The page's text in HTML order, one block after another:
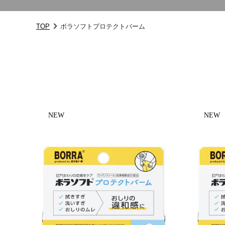
TOP ボラソフトプロテクトバーム
NEW NEW